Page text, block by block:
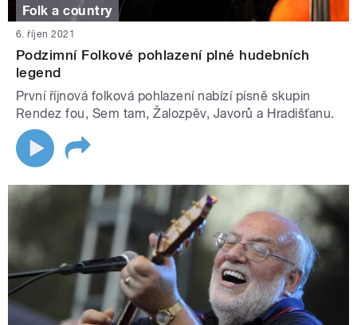
Folk a country
6. říjen 2021
Podzimní Folkové pohlazení plné hudebních
legend
První říjnová folková pohlazení nabízí písně skupin
Rendez fou, Sem tam, Žalozpěv, Javorů a Hradišťanu.